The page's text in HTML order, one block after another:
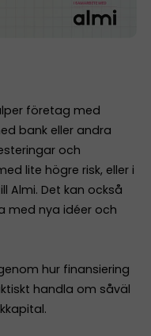
företag med
bank eller andra
och
lite högre risk, eller i
Almi. Det kan också
med nya idéer och
hur finansiering
handla om såväl